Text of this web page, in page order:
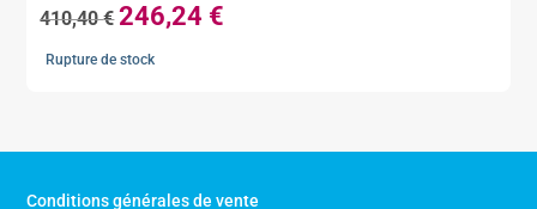
410,40€Le
prix
246,24 €
Rupture de stock
Conditions générales de vente